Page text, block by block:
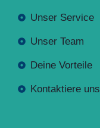
Unser Service
Unser Team
Deine Vorteile
Kontaktiere uns